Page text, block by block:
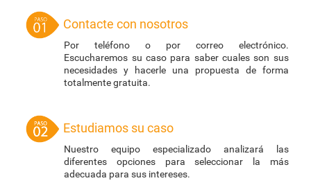
Contacte con nosotros
Por teléfono o por correo electrónico.
Escucharemos su caso para saber cuales son sus
necesidades y hacerle una propuesta de forma
totalmente gratuita.
Estudiamos su caso
Nuestro equipo especializado analizará las
diferentes opciones para seleccionar la más
adecuada para sus intereses.